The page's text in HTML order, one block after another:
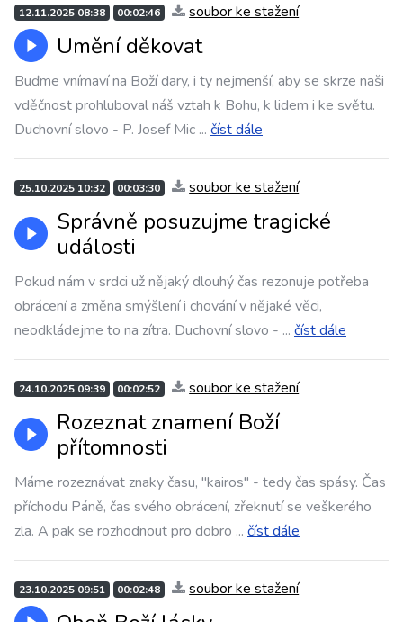
12.11.2025 08:38 00:02:46 soubor ke stažení
Umění děkovat
Buďme vnímaví na Boží dary, i ty nejmenší, aby se skrze naši
vděčnost prohluboval náš vztah k Bohu, k lidem i ke světu.
Duchovní slovo - P. Josef Mic ... číst dále
25.10.2025 10:32 00:03:30 soubor ke stažení
Správně posuzujme tragické
události
Pokud nám v srdci už nějaký dlouhý čas rezonuje potřeba
obrácení a změna smýšlení i chování v nějaké věci,
neodkládejme to na zítra. Duchovní slovo - ... číst dále
24.10.2025 09:39 00:02:52 soubor ke stažení
Rozeznat znamení Boží
přítomnosti
Máme rozeznávat znaky času, "kairos" - tedy čas spásy. Čas
příchodu Páně, čas svého obrácení, zřeknutí se veškerého
zla. A pak se rozhodnout pro dobro ... číst dále
23.10.2025 09:51 00:02:48 soubor ke stažení